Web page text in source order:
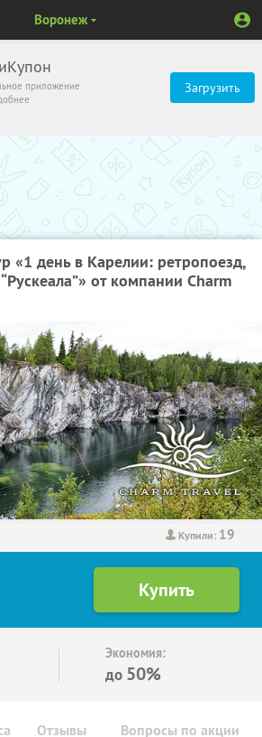
приложение
Загрузить
Воронеж
«1 день в Карелии: ретропоезд,
от компании Charm
Купили: 19
Экономия:
до 50%
Отзывы Вопросы по акции